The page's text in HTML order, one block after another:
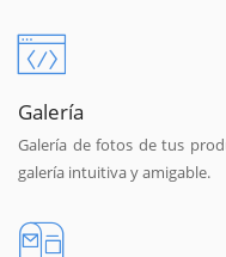
Galería
Galería de fotos de tus
galería intuitiva y amigable.